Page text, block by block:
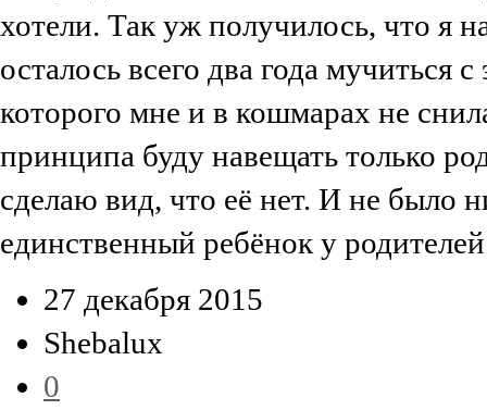
хотели. Так уж получилось, что я
осталось всего два года мучиться
которого мне и в кошмарах не
принципа буду навещать только
сделаю вид, что её нет. И не было
единственный ребёнок у
27 декабря 2015
Shebalux
0